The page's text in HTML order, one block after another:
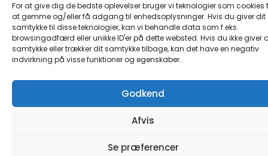
For at give dig de bedste oplevelser bruger vi teknologier som cookies
at gemme og/eller få adgang til enhedsoplysninger. Hvis du giver dit
samtykke til disse teknologier, kan vi behandle data som f.eks.
browsingadfærd eller unikke ID'er på dette websted. Hvis du ikke giver
samtykke eller trækker dit samtykke tilbage, kan det have en negativ
indvirkning på visse funktioner og egenskaber.
Godkend
Afvis
Se præferencer
© tjek-fagforening.dk